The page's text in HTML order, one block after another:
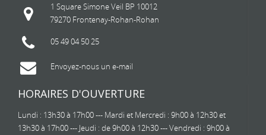
1 Square Simone Veil BP 10012
79270 Frontenay-Rohan-Rohan
05 49 04 50 25
Envoyez-nous un e-mail
HORAIRES D'OUVERTURE
Lundi : 13h30 à 17h00 --- Mardi et Mercredi : 9h00 à 12h30 et
13h30 à 17h00 --- Jeudi : de 9h00 à 12h30 --- Vendredi : 9h00 à